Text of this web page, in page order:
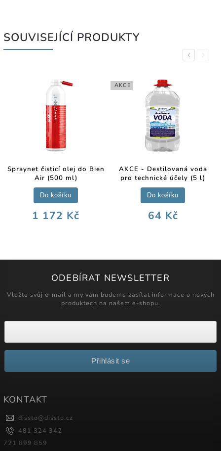
SOUVISEJÍCÍ PRODUKTY
Previous
Spraynet čisticí olej do Bien
Air (500 ml)
1 172 Kč
Do košíku
AKCE
AKCE - Destilovaná voda
pro technické účely (5 l)
64 Kč
Do košíku
Next
ODEBÍRAT NEWSLETTER
Vložte svůj e-mail a my vám budeme zasílat informace o nových
produktech na našem e-shopu.
Přihlásit se
KONTAKT
dissto@dissto.cz
481 324 342
721 899 859